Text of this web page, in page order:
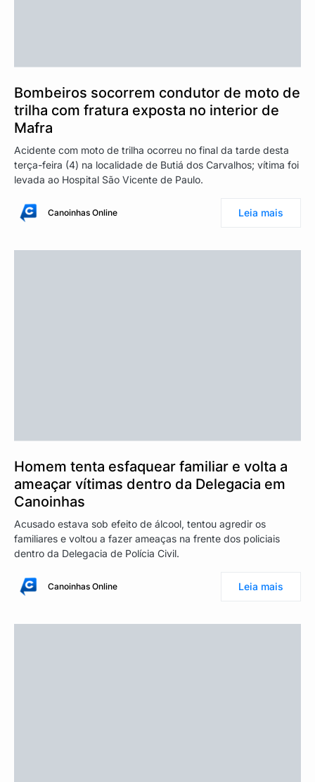
Bombeiros socorrem condutor de moto de
trilha com fratura exposta no interior de
Mafra
Acidente com moto de trilha ocorreu no final da tarde desta
terça-feira (4) na localidade de Butiá dos Carvalhos; vítima foi
levada ao Hospital São Vicente de Paulo.
Canoinhas Online Leia mais
Homem tenta esfaquear familiar e volta a
ameaçar vítimas dentro da Delegacia em
Canoinhas
Acusado estava sob efeito de álcool, tentou agredir os
familiares e voltou a fazer ameaças na frente dos policiais
dentro da Delegacia de Polícia Civil.
Canoinhas Online Leia mais